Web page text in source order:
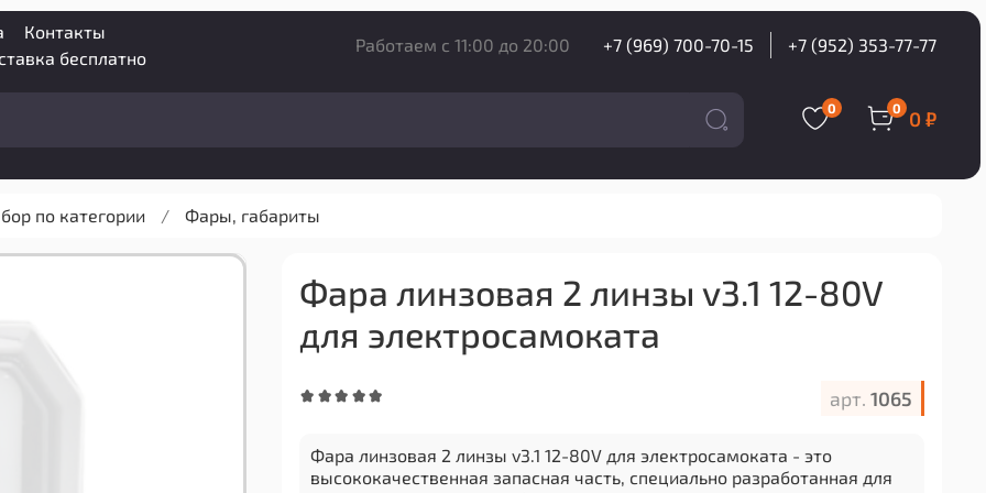
Контакты
бесплатно
Работаем с 11:00 до 20:00 +7 (969) 700-70-15 +7 (952) 353-77-77
0 0 0 ₽
по категории Фары, габариты
арт. 1065
Фара линзовая 2 линзы v3.1 12-80V
для электросамоката
Фара линзовая 2 линзы v3.1 12-80V для электросамоката - это
высококачественная запасная часть, специально разработанная для